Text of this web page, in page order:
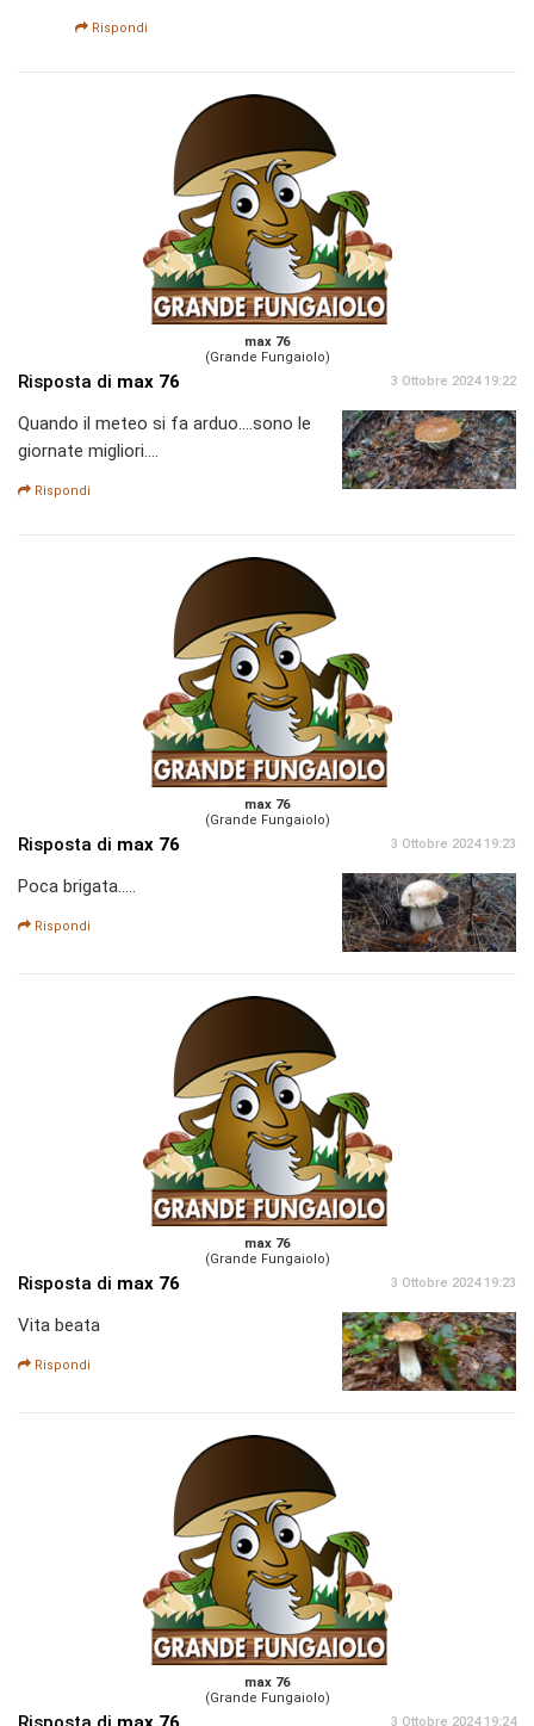
Rispondi
max 76
(Grande Fungaiolo)
Risposta di max 76 3 Ottobre 2024 19:22
Quando il meteo si fa arduo....sono le
giornate migliori....
Rispondi
max 76
(Grande Fungaiolo)
Risposta di max 76 3 Ottobre 2024 19:23
Poca brigata.....
Rispondi
max 76
(Grande Fungaiolo)
Risposta di max 76 3 Ottobre 2024 19:23
Vita beata
Rispondi
max 76
(Grande Fungaiolo)
3 Ottobre 2024 19:24